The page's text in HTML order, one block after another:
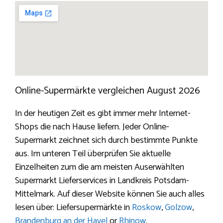
Online-Supermärkte vergleichen August 2026
In der heutigen Zeit es gibt immer mehr Internet-
Shops die nach Hause liefern. Jeder Online-
Supermarkt zeichnet sich durch bestimmte Punkte
aus. Im unteren Teil überprüfen Sie aktuelle
Einzelheiten zum die am meisten Auserwählten
Supermarkt Lieferservices in Landkreis Potsdam-
Mittelmark. Auf dieser Website können Sie auch alles
lesen über: Liefersupermärkte inRoskow,Golzow,